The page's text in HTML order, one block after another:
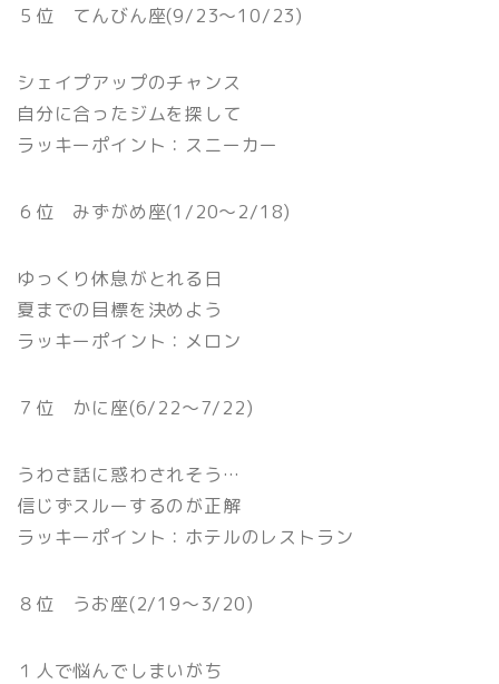
５位 てんびん座(9/23〜10/23)
シェイプアップのチャンス
自分に合ったジムを探して
ラッキーポイント：スニーカー
６位 みずがめ座(1/20〜2/18)
ゆっくり休息がとれる日
夏までの目標を決めよう
ラッキーポイント：メロン
７位 かに座(6/22〜7/22)
うわさ話に惑わされそう…
信じずスルーするのが正解
ラッキーポイント：ホテルのレストラン
８位 うお座(2/19〜3/20)
１人で悩んでしまいがち